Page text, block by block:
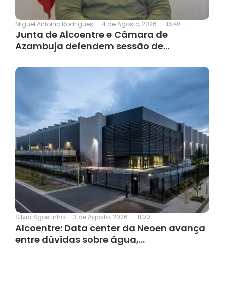
Miguel Antonio Rodrigues - 4 de Agosto, 2026 - 16:49
Junta de Alcoentre e Câmara de
Azambuja defendem sessão de…
Silvia Agostinho - 3 de Agosto, 2026 - 11:00
Alcoentre: Data center da Neoen avança
entre dúvidas sobre água,…